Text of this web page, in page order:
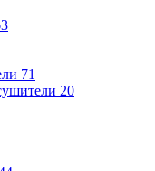
71
20